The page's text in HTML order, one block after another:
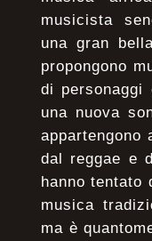
musicista
una gran
propongono
di personaggi
una nuova
dal reggae e
hanno tentato
musica
ma è